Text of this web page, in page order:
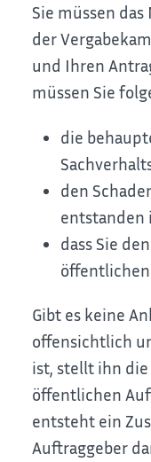
Sie müssen
der
und Ihren
müssen Sie
die
den
entstanden
dass Sie
Gibt es keine
offensichtlich
ist, stellt ihn
öffentlichen
entsteht ein
Auftraggeber